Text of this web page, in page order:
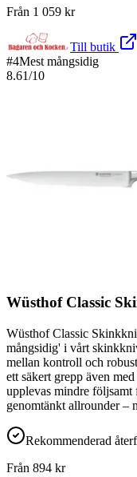
Från 1 059 kr
Till butik
#4Mest mångsidig
8.61/10
Wüsthof Classic
Wüsthof Classic
mångsidig' i vårt
mellan kontroll och
ett säkert grepp även
upplevas mindre
genomtänkt allrounder –
Rekommenderad
Från 894 kr